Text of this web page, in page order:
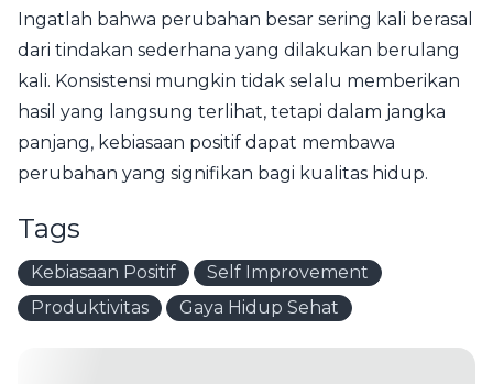
Ingatlah bahwa perubahan besar sering kali berasal
dari tindakan sederhana yang dilakukan berulang
kali. Konsistensi mungkin tidak selalu memberikan
hasil yang langsung terlihat, tetapi dalam jangka
panjang, kebiasaan positif dapat membawa
perubahan yang signifikan bagi kualitas hidup.
Tags
Kebiasaan Positif
Self Improvement
Produktivitas
Gaya Hidup Sehat